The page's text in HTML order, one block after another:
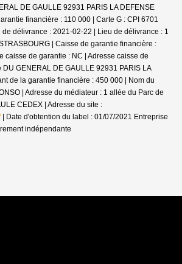
DE GAULLE 92931 PARIS LA DEFENSE
financière : 110 000 | Carte G : CPI 6701
délivrance : 2021-02-22 | Lieu de délivrance : 1
| Caisse de garantie financière :
caisse de garantie : NC | Adresse caisse de
GENERAL DE GAULLE 92931 PARIS LA
de la garantie financière : 450 000 | Nom du
| Adresse du médiateur : 1 allée du Parc de
CEDEX | Adresse du site :
| Date d'obtention du label : 01/07/2021 Entreprise
indépendante